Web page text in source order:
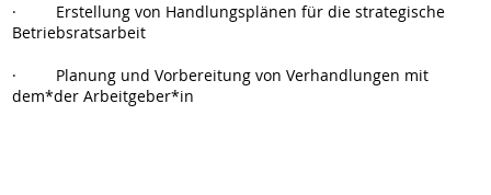
· Erstellung von Handlungsplänen für die strategische
Betriebsratsarbeit
· Planung und Vorbereitung von Verhandlungen mit
dem*der Arbeitgeber*in